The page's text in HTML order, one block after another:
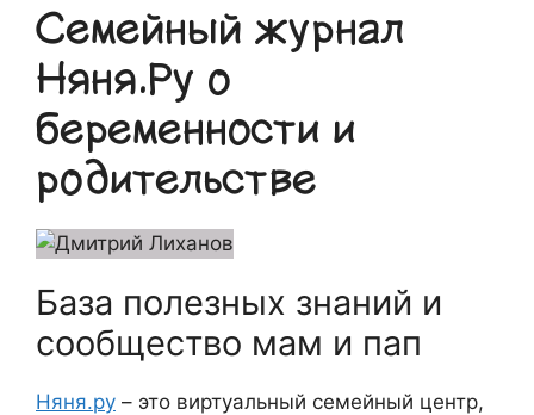
Семейный журнал
Няня.Ру о
беременности и
родительстве
База полезных знаний и
сообщество мам и пап
Няня.ру – это виртуальный семейный центр,